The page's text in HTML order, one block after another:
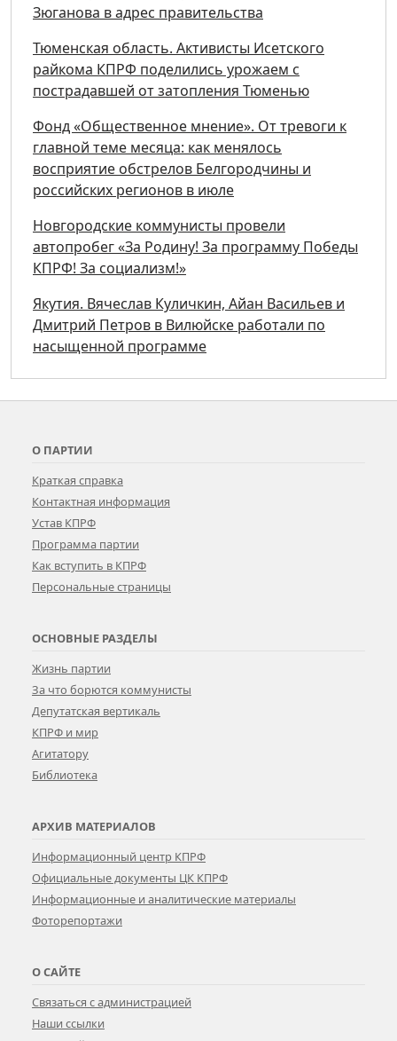
Зюганова в адрес правительства
Тюменская область. Активисты Исетского
райкома КПРФ поделились урожаем с
пострадавшей от затопления Тюменью
Фонд «Общественное мнение». От тревоги к
главной теме месяца: как менялось
восприятие обстрелов Белгородчины и
российских регионов в июле
Новгородские коммунисты провели
автопробег «За Родину! За программу Победы
КПРФ! За социализм!»
Якутия. Вячеслав Куличкин, Айан Васильев и
Дмитрий Петров в Вилюйске работали по
насыщенной программе
О ПАРТИИ
Краткая справка
Контактная информация
Устав КПРФ
Программа партии
Как вступить в КПРФ
Персональные страницы
ОСНОВНЫЕ РАЗДЕЛЫ
Жизнь партии
За что борются коммунисты
Депутатская вертикаль
КПРФ и мир
Агитатору
Библиотека
АРХИВ МАТЕРИАЛОВ
Информационный центр КПРФ
Официальные документы ЦК КПРФ
Информационные и аналитические материалы
Фоторепортажи
О САЙТЕ
Связаться с администрацией
Наши ссылки